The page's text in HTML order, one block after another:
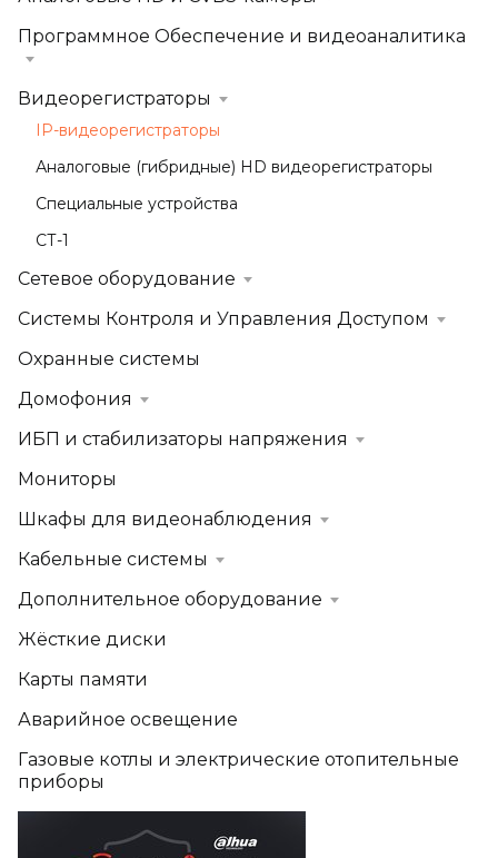
Программное Обеспечение и видеоаналитика
Видеорегистраторы
IP-видеорегистраторы
Аналоговые (гибридные) HD видеорегистраторы
Специальные устройства
СТ-1
Сетевое оборудование
Системы Контроля и Управления Доступом
Охранные системы
Домофония
ИБП и стабилизаторы напряжения
Мониторы
Шкафы для видеонаблюдения
Кабельные системы
Дополнительное оборудование
Жёсткие диски
Карты памяти
Аварийное освещение
Газовые котлы и электрические отопительные
приборы